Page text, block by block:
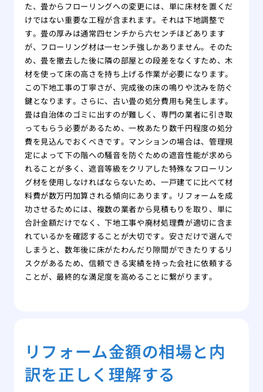
た、畳からフローリングへの変更には、単に床材を置くだ
けではない重要な工程が含まれます。それは下地調整で
す。畳の厚みは通常四センチから六センチほどあります
が、フローリング材は一センチ強しかありません。そのた
め、畳を撤去した後に隣の部屋との段差をなくすため、木
材を使って床の高さを持ち上げる作業が必要になります。
この下地工事の丁寧さが、完成後の床の鳴りや沈みを防ぐ
鍵となります。さらに、古い畳の処分費用も発生します。
畳は自治体のゴミに出すのが難しく、専門の業者に引き取
ってもらう必要があるため、一枚あたり数千円程度の処分
費を見込んでおくべきです。マンションの場合は、管理規
定によって下の階への騒音を防ぐための遮音性能が求めら
れることが多く、遮音等級をクリアした特殊なフローリン
グ材を使用しなければならないため、一戸建てに比べて材
料費が数万円加算される傾向にあります。リフォームを成
功させるためには、複数の業者から見積もりを取り、単に
合計金額だけでなく、下地工事や廃材処理費が適切に含ま
れているかを確認することが大切です。安さだけで選んで
しまうと、数年後に床がたわんだり隙間ができたりするリ
スクがあるため、信頼できる実績を持った会社に依頼する
ことが、最終的な満足度を高めることに繋がります。
リフォーム金額の相場と内
訳を正しく理解する